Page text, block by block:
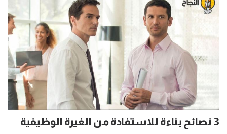
3 نصائح بناءة للاستفادة من الغيرة الوظيفية